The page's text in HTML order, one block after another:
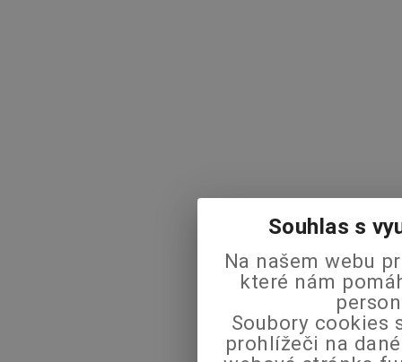
Souhlas s
Na našem webu
které nám
Soubory cookies
prohlížeči na